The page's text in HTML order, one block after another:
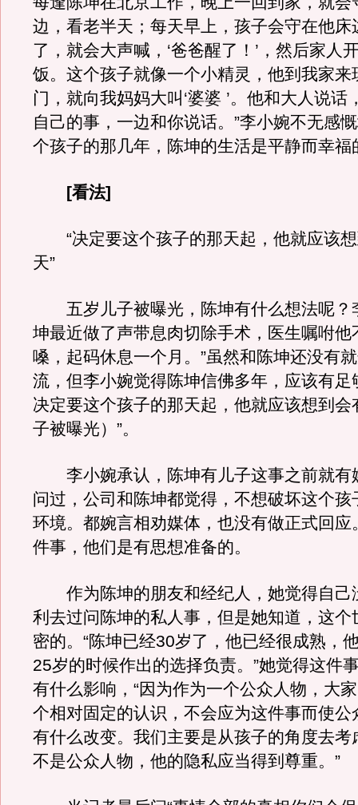
边，看老半天；每天早上，孩子会守在他床
了，就会大声喊，‘爸爸醒了！’，然后家人
饭。这个孩子就像一个小精灵，他到我家来
门，就向我妈妈大叫‘婆婆 ’。他和大人说话
自己的事，一边和你说话。”李小婉不无感
个孩子的那几年，陈坤的生活是平静而幸福
[看法]
“决定要这个孩子的那天起，他就应该想
天”
五岁儿子被曝光，陈坤有什么想法呢？
坤最近做了声带息肉切除手术，医生嘱咐他
嗓，起码休息一个月。”虽然和陈坤还没有
流，但李小婉觉得陈坤信佛多年，应该有足
决定要这个孩子的那天起，他就应该想到会
子被曝光）”。
李小婉承认，陈坤有儿子这事之前就有
问过，公司和陈坤都觉得，不想破坏这个孩
环境。都婉言相劝媒体，也没有做正式回应
件事，他们是有思想准备的。
作为陈坤的朋友和经纪人，她觉得自己
利去过问陈坤的私人事，但是她知道，这个
密的。“陈坤已经30岁了，他已经很成熟，
25岁的时候作出的选择负责。”她觉得这件
有什么影响，“因为作为一个公众人物，大
个相对固定的认识，不会应为这件事而使公
有什么改变。我们主要是从孩子的角度去考
不是公众人物，他的隐私应当得到尊重。”